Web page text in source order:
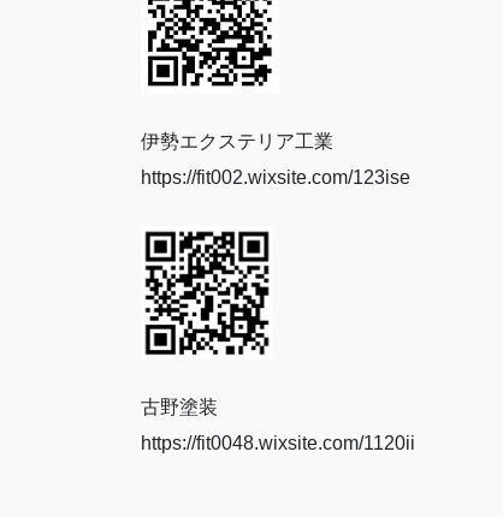
伊勢エクステリア工業
https://fit002.wixsite.com/123ise
古野塗装
https://fit0048.wixsite.com/1120ii